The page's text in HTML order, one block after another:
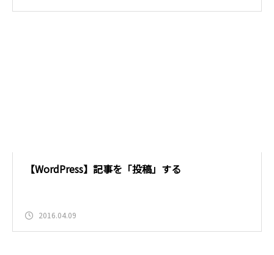
【WordPress】記事を「投稿」する
2016.04.09